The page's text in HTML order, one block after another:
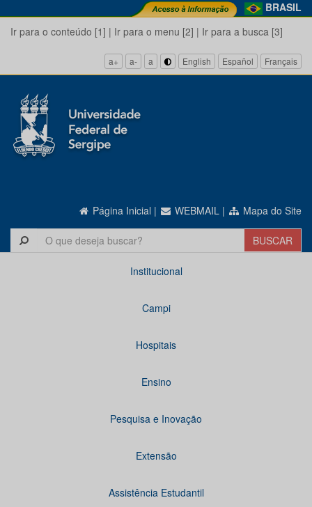
BRASIL
Ir para o conteúdo [1] | Ir para o menu [2] | Ir para a busca [3]
a+ a- a English Español Français
Página Inicial | WEBMAIL | Mapa do Site
Institucional
Campi
Hospitais
Ensino
Pesquisa e Inovação
Extensão
Assistência Estudantil